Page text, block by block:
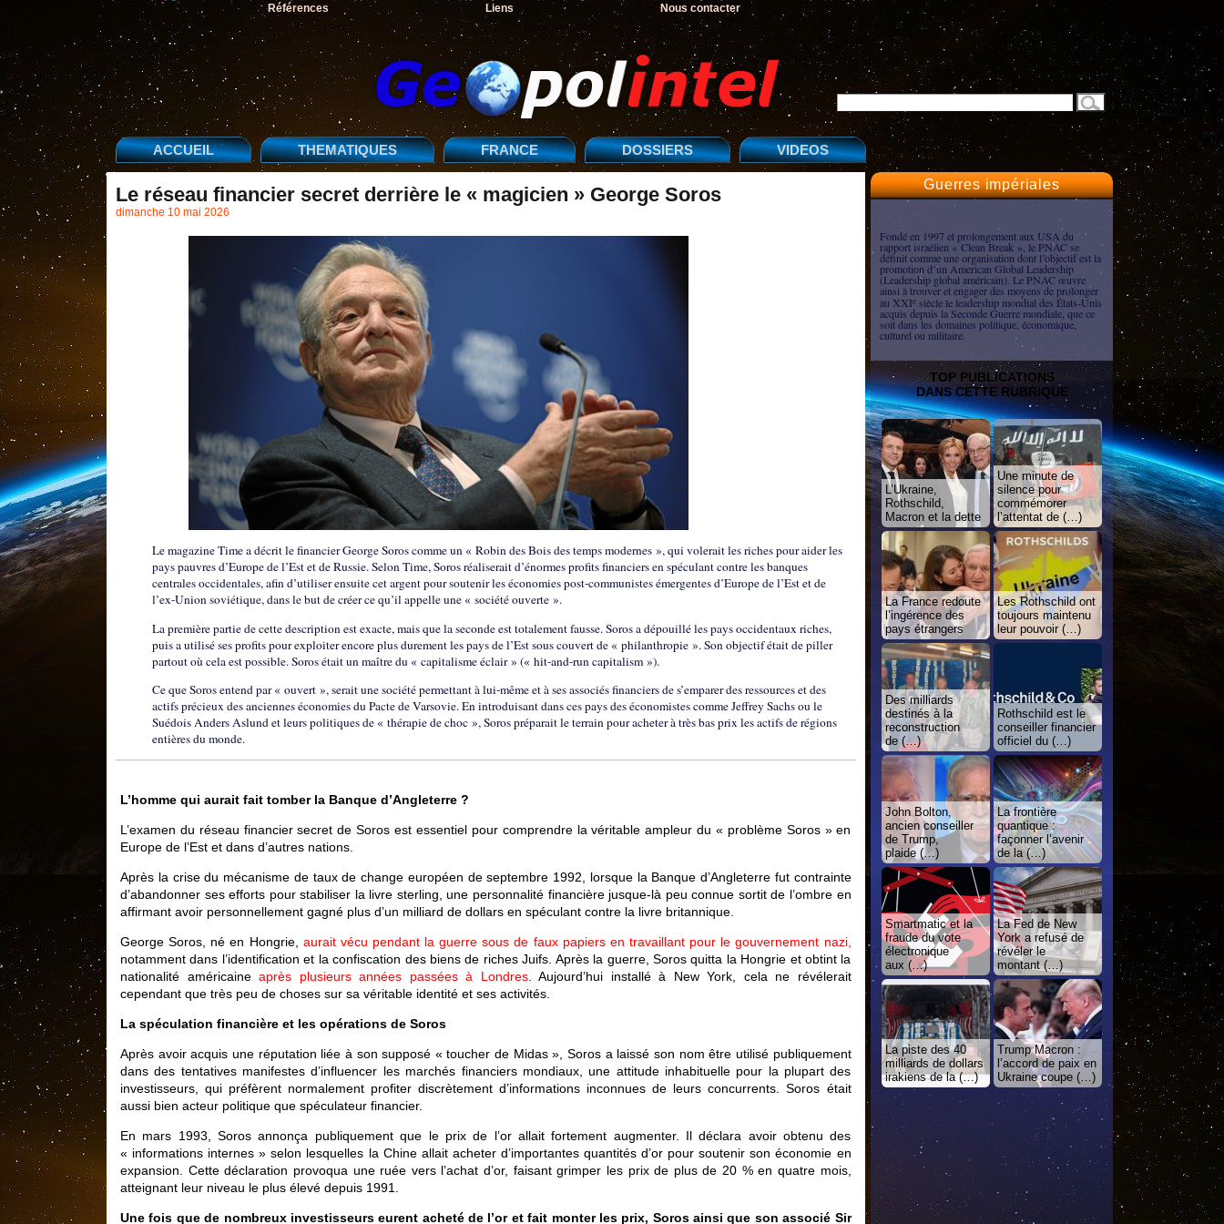
Références Liens Nous contacter
ACCUEIL THEMATIQUES FRANCE DOSSIERS VIDEOS
Le réseau financier secret derrière le « magicien » George Soros
dimanche 10 mai 2026
Le magazine Time a décrit le financier George Soros comme un « Robin des Bois des temps modernes », qui volerait les riches pour aider les
pays pauvres d’Europe de l’Est et de Russie. Selon Time, Soros réaliserait d’énormes profits financiers en spéculant contre les banques
centrales occidentales, afin d’utiliser ensuite cet argent pour soutenir les économies post-communistes émergentes d’Europe de l’Est et de
l’ex-Union soviétique, dans le but de créer ce qu’il appelle une « société ouverte ».
La première partie de cette description est exacte, mais que la seconde est totalement fausse. Soros a dépouillé les pays occidentaux riches,
puis a utilisé ses profits pour exploiter encore plus durement les pays de l’Est sous couvert de « philanthropie ». Son objectif était de piller
partout où cela est possible. Soros était un maître du « capitalisme éclair » (« hit-and-run capitalism »).
Ce que Soros entend par « ouvert », serait une société permettant à lui-même et à ses associés financiers de s’emparer des ressources et des
actifs précieux des anciennes économies du Pacte de Varsovie. En introduisant dans ces pays des économistes comme Jeffrey Sachs ou le
Suédois Anders Aslund et leurs politiques de « thérapie de choc », Soros préparait le terrain pour acheter à très bas prix les actifs de régions
entières du monde.
L’homme qui aurait fait tomber la Banque d’Angleterre ?
L’examen du réseau financier secret de Soros est essentiel pour comprendre la véritable ampleur du « problème Soros » en
Europe de l’Est et dans d’autres nations.
Après la crise du mécanisme de taux de change européen de septembre 1992, lorsque la Banque d’Angleterre fut contrainte
d’abandonner ses efforts pour stabiliser la livre sterling, une personnalité financière jusque-là peu connue sortit de l’ombre en
affirmant avoir personnellement gagné plus d’un milliard de dollars en spéculant contre la livre britannique.
George Soros, né en Hongrie, aurait vécu pendant la guerre sous de faux papiers en travaillant pour le gouvernement nazi,
notamment dans l’identification et la confiscation des biens de riches Juifs. Après la guerre, Soros quitta la Hongrie et obtint la
nationalité américaine après plusieurs années passées à Londres. Aujourd’hui installé à New York, cela ne révélerait
cependant que très peu de choses sur sa véritable identité et ses activités.
La spéculation financière et les opérations de Soros
Après avoir acquis une réputation liée à son supposé « toucher de Midas », Soros a laissé son nom être utilisé publiquement
dans des tentatives manifestes d’influencer les marchés financiers mondiaux, une attitude inhabituelle pour la plupart des
investisseurs, qui préfèrent normalement profiter discrètement d’informations inconnues de leurs concurrents. Soros était
aussi bien acteur politique que spéculateur financier.
En mars 1993, Soros annonça publiquement que le prix de l’or allait fortement augmenter. Il déclara avoir obtenu des
« informations internes » selon lesquelles la Chine allait acheter d’importantes quantités d’or pour soutenir son économie en
expansion. Cette déclaration provoqua une ruée vers l’achat d’or, faisant grimper les prix de plus de 20 % en quatre mois,
atteignant leur niveau le plus élevé depuis 1991.
Une fois que de nombreux investisseurs eurent acheté de l’or et fait monter les prix, Soros ainsi que son associé Sir
Guerres impériales
Fondé en 1997 et prolongement aux USA du
rapport israélien « Clean Break », le PNAC se
définit comme une organisation dont l’objectif est la
promotion d’un American Global Leadership
(Leadership global américain). Le PNAC œuvre
ainsi à trouver et engager des moyens de prolonger
au XXIe siècle le leadership mondial des États-Unis
acquis depuis la Seconde Guerre mondiale, que ce
soit dans les domaines politique, économique,
culturel ou militaire.
TOP PUBLICATIONS
DANS CETTE RUBRIQUE
L’Ukraine,
Rothschild,
Macron et la dette
Une minute de
silence pour
commémorer
l’attentat de (…)
La France redoute
l’ingérence des
pays étrangers
Les Rothschild ont
toujours maintenu
leur pouvoir (…)
Des milliards
destinés à la
reconstruction
de (…)
Rothschild est le
conseiller financier
officiel du (…)
John Bolton,
ancien conseiller
de Trump,
plaide (…)
La frontière
quantique :
façonner l’avenir
de la (…)
Smartmatic et la
fraude du vote
électronique
aux (…)
La Fed de New
York a refusé de
révéler le
montant (…)
La piste des 40
milliards de dollars
irakiens de la (…)
Trump Macron :
l’accord de paix en
Ukraine coupe (…)